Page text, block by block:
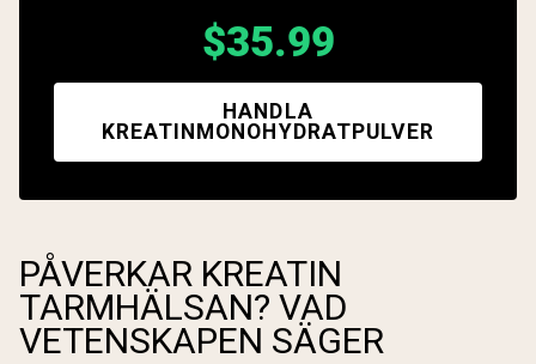
$35.99
HANDLA
KREATINMONOHYDRATPULVER
PÅVERKAR KREATIN
TARMHÄLSAN? VAD
VETENSKAPEN SÄGER